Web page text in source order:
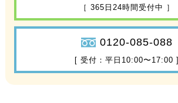
［ 365日24時間受付中 ］
0120-085-088
[ 受付：平日10:00〜17:00 ]